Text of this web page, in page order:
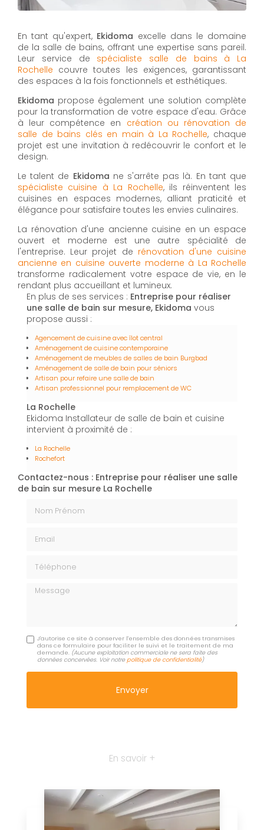
En tant qu'expert, Ekidoma excelle dans le domaine
de la salle de bains, offrant une expertise sans pareil.
Leur service de spécialiste salle de bains à La
Rochelle couvre toutes les exigences, garantissant
des espaces à la fois fonctionnels et esthétiques.
Ekidoma propose également une solution complète
pour la transformation de votre espace d'eau. Grâce
à leur compétence en création ou rénovation de
salle de bains clés en main à La Rochelle, chaque
projet est une invitation à redécouvrir le confort et le
design.
Le talent de Ekidoma ne s'arrête pas là. En tant que
spécialiste cuisine à La Rochelle, ils réinventent les
cuisines en espaces modernes, alliant praticité et
élégance pour satisfaire toutes les envies culinaires.
La rénovation d'une ancienne cuisine en un espace
ouvert et moderne est une autre spécialité de
l'entreprise. Leur projet de rénovation d'une cuisine
ancienne en cuisine ouverte moderne à La Rochelle
transforme radicalement votre espace de vie, en le
rendant plus accueillant et lumineux.
En plus de ses services : Entreprise pour réaliser
une salle de bain sur mesure, Ekidoma vous
propose aussi :
Agencement de cuisine avec îlot central
Aménagement de cuisine contemporaine
Aménagement de meubles de salles de bain Burgbad
Aménagement de salle de bain pour séniors
Artisan pour refaire une salle de bain
Artisan professionnel pour remplacement de WC
La Rochelle
Ekidoma Installateur de salle de bain et cuisine
intervient à proximité de :
La Rochelle
Rochefort
Contactez-nous : Entreprise pour réaliser une salle
de bain sur mesure La Rochelle
Message
J'autorise ce site à conserver l'ensemble des données transmises
dans ce formulaire pour faciliter le suivi et le traitement de ma
demande. (Aucune exploitation commerciale ne sera faite des
données concervées. Voir notrepolitique de confidentialité)
En savoir +